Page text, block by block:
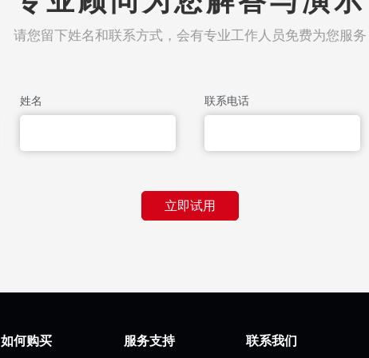
请您留下姓名和联系方式，会有专业工作人员免费为您服务
姓名 联系电话
立即试用
如何购买 服务支持 联系我们